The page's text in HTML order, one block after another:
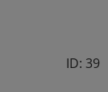
ID: 39